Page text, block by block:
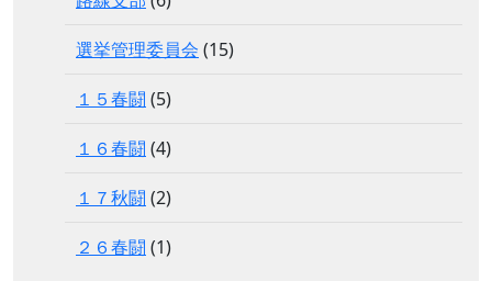
選挙管理委員会 (15)
１５春闘 (5)
１６春闘 (4)
１７秋闘 (2)
２６春闘 (1)